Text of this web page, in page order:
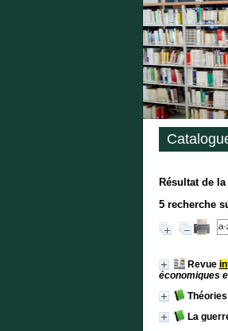
Résultat de
5recherche
Revue
économiques
La